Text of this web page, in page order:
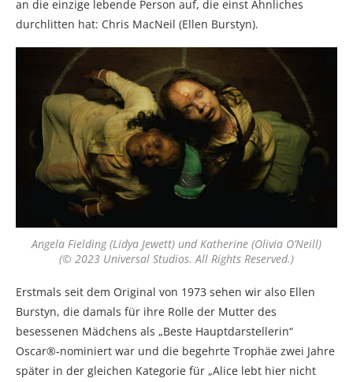
an die einzige lebende Person auf, die einst Ähnliches
durchlitten hat: Chris MacNeil (Ellen Burstyn).
Angela Fielding (Lidya Jewett) und Katherine (Olivia O’Neill)
(© 2023 Universal Studios. All Rights Reserved.)
Erstmals seit dem Original von 1973 sehen wir also Ellen
Burstyn, die damals für ihre Rolle der Mutter des
besessenen Mädchens als „Beste Hauptdarstellerin“
Oscar®-nominiert war und die begehrte Trophäe zwei Jahre
später in der gleichen Kategorie für „Alice lebt hier nicht